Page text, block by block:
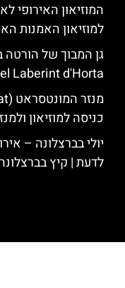
המוזיאון האירופי
למוזיאון האמנות
Laberint d'Horta)
כניסה למוזיאון
יולי בברצלונה –
לדעת | קיץ